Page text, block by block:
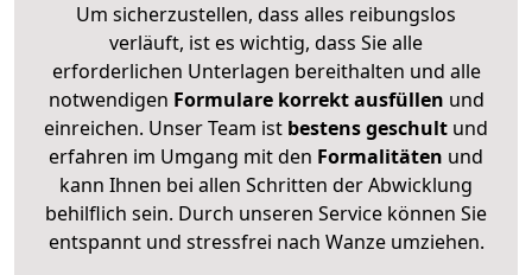
Um sicherzustellen, dass alles reibungslos
verläuft, ist es wichtig, dass Sie alle
erforderlichen Unterlagen bereithalten und alle
notwendigen Formulare korrekt ausfüllen und
einreichen. Unser Team ist bestens geschult und
erfahren im Umgang mit den Formalitäten und
kann Ihnen bei allen Schritten der Abwicklung
behilflich sein. Durch unseren Service können Sie
entspannt und stressfrei nach Wanze umziehen.